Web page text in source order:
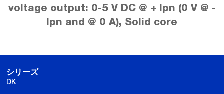
voltage output: 0-5 V DC @ + Ipn (0 V @ -
Ipn and @ 0 A), Solid core
シリーズ
DK